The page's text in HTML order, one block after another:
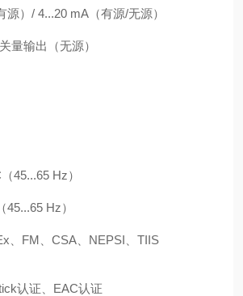
源）/ 4...20 mA（有源/无源）
量输出（无源）
45...65 Hz）
45...65 Hz）
、FM、CSA、NEPSI、TIIS
认证、EAC认证